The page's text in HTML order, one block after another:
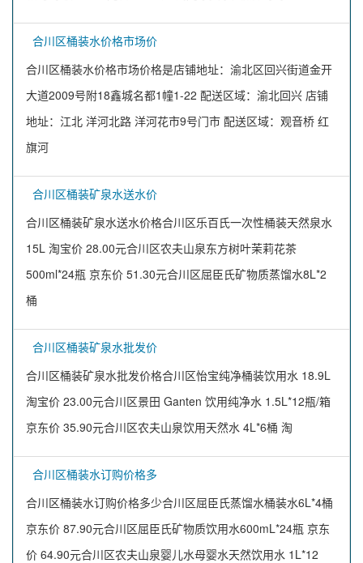
合川区桶装水价格市场价
合川区桶装水价格市场价格是店铺地址：渝北区回兴街道金开
大道2009号附18鑫城名都1幢1-22 配送区域：渝北回兴 店铺
地址：江北 洋河北路 洋河花市9号门市 配送区域：观音桥 红
旗河
合川区桶装矿泉水送水价
合川区桶装矿泉水送水价格合川区乐百氏一次性桶装天然泉水
15L 淘宝价 28.00元合川区农夫山泉东方树叶茉莉花茶
500ml*24瓶 京东价 51.30元合川区屈臣氏矿物质蒸馏水8L*2
桶
合川区桶装矿泉水批发价
合川区桶装矿泉水批发价格合川区怡宝纯净桶装饮用水 18.9L
淘宝价 23.00元合川区景田 Ganten 饮用纯净水 1.5L*12瓶/箱
京东价 35.90元合川区农夫山泉饮用天然水 4L*6桶 淘
合川区桶装水订购价格多
合川区桶装水订购价格多少合川区屈臣氏蒸馏水桶装水6L*4桶
京东价 87.90元合川区屈臣氏矿物质饮用水600mL*24瓶 京东
价 64.90元合川区农夫山泉婴儿水母婴水天然饮用水 1L*12